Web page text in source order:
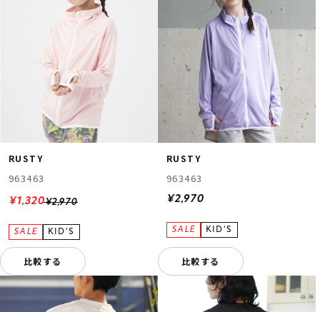
RUSTY
963463
¥2,970
¥1,320
比較する
RUSTY
963463
¥2,970
比較する